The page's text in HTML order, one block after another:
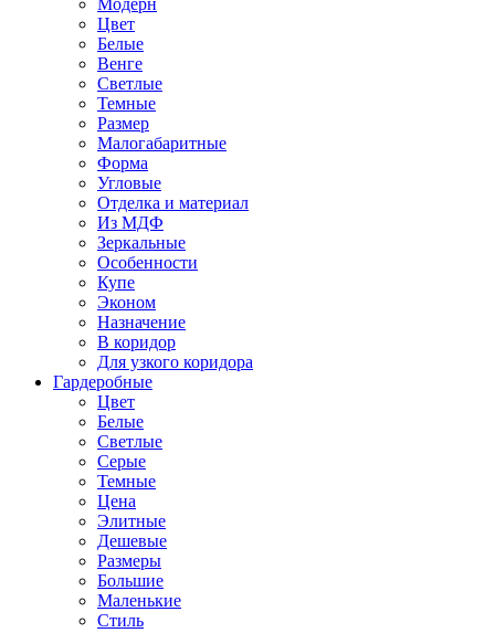
Модерн
Цвет
Белые
Венге
Светлые
Темные
Размер
Малогабаритные
Форма
Угловые
Отделка и материал
Из МДФ
Зеркальные
Особенности
Купе
Эконом
Назначение
В коридор
Для узкого коридора
Гардеробные
Цвет
Белые
Светлые
Серые
Темные
Цена
Элитные
Дешевые
Размеры
Большие
Маленькие
Стиль